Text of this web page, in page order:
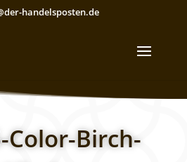
handelsposten.de
Color-Birch-